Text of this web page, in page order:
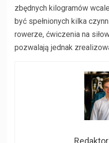
zbędnych kilogramów
być spełnionych kilka
rowerze, ćwiczenia na
pozwalają jednak